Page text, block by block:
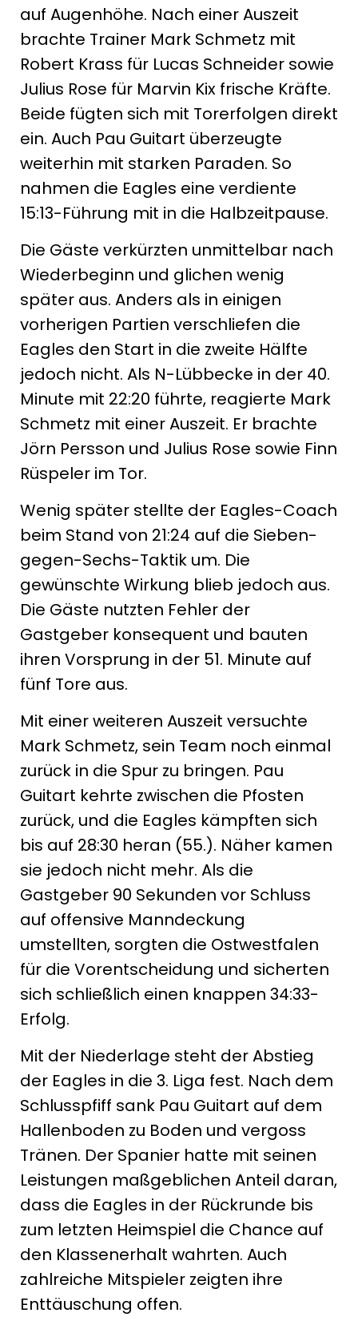
auf Augenhöhe. Nach einer Auszeit
brachte Trainer Mark Schmetz mit
Robert Krass für Lucas Schneider sowie
Julius Rose für Marvin Kix frische Kräfte.
Beide fügten sich mit Torerfolgen direkt
ein. Auch Pau Guitart überzeugte
weiterhin mit starken Paraden. So
nahmen die Eagles eine verdiente
15:13-Führung mit in die Halbzeitpause.
Die Gäste verkürzten unmittelbar nach
Wiederbeginn und glichen wenig
später aus. Anders als in einigen
vorherigen Partien verschliefen die
Eagles den Start in die zweite Hälfte
jedoch nicht. Als N-Lübbecke in der 40.
Minute mit 22:20 führte, reagierte Mark
Schmetz mit einer Auszeit. Er brachte
Jörn Persson und Julius Rose sowie Finn
Rüspeler im Tor.
Wenig später stellte der Eagles-Coach
beim Stand von 21:24 auf die Sieben-
gegen-Sechs-Taktik um. Die
gewünschte Wirkung blieb jedoch aus.
Die Gäste nutzten Fehler der
Gastgeber konsequent und bauten
ihren Vorsprung in der 51. Minute auf
fünf Tore aus.
Mit einer weiteren Auszeit versuchte
Mark Schmetz, sein Team noch einmal
zurück in die Spur zu bringen. Pau
Guitart kehrte zwischen die Pfosten
zurück, und die Eagles kämpften sich
bis auf 28:30 heran (55.). Näher kamen
sie jedoch nicht mehr. Als die
Gastgeber 90 Sekunden vor Schluss
auf offensive Manndeckung
umstellten, sorgten die Ostwestfalen
für die Vorentscheidung und sicherten
sich schließlich einen knappen 34:33-
Erfolg.
Mit der Niederlage steht der Abstieg
der Eagles in die 3. Liga fest. Nach dem
Schlusspfiff sank Pau Guitart auf dem
Hallenboden zu Boden und vergoss
Tränen. Der Spanier hatte mit seinen
Leistungen maßgeblichen Anteil daran,
dass die Eagles in der Rückrunde bis
zum letzten Heimspiel die Chance auf
den Klassenerhalt wahrten. Auch
zahlreiche Mitspieler zeigten ihre
Enttäuschung offen.